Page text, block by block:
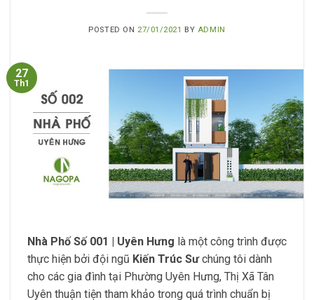
POSTED ON 27/01/2021 BY ADMIN
27
Th1
Nhà Phố Số 001 | Uyên Hưng là một công trình được
thực hiện bởi đội ngũ Kiến Trúc Sưchúng tôi dành
cho các gia đình tại Phường Uyên Hưng, Thị Xã Tân
Uyên thuận tiện tham khảo trong quá trình chuẩn bị